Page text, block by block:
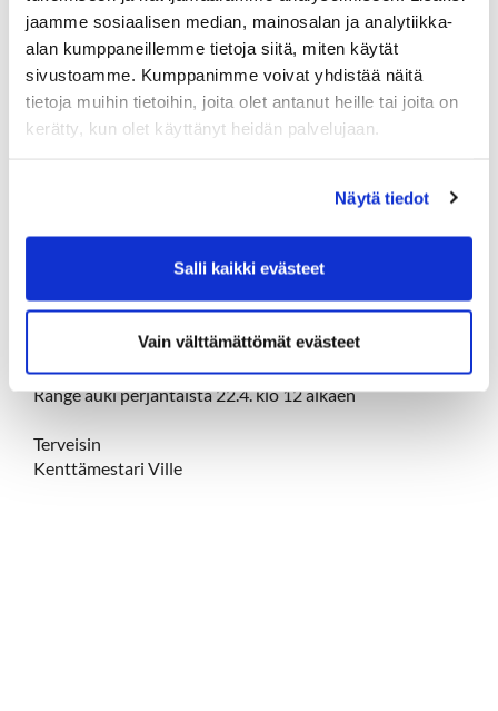
jaamme sosiaalisen median, mainosalan ja analytiikka-
alan kumppaneillemme tietoja siitä, miten käytät
sivustoamme. Kumppanimme voivat yhdistää näitä
tietoja muihin tietoihin, joita olet antanut heille tai joita on
kerätty, kun olet käyttänyt heidän palvelujaan.
Näytä tiedot
Salli kaikki evästeet
Vain välttämättömät evästeet
puustoa ja puskia kaivinkoneen giljotiini
energiapuukouralla. Toimenpiteellä on halutta saada
kentästä pelattavampi, peli kierrosta nopeuttava,
visuaalisempi, harvennuksen myötä nurmipintojen hoito
helpottuu, kun valoa ja tuulta on enemmän käytössä.
vuonna etuysille, työtä jatketaan seuraavana keväänä
vielä pysty sanomaan, eikä kuukauttakaan. Kova yritys
on kuitenkin, että huhtikuussa pelataan. Range saadaan
Range auki perjantaista 22.4. klo 12 alkaen
Terveisin
Kenttämestari Ville